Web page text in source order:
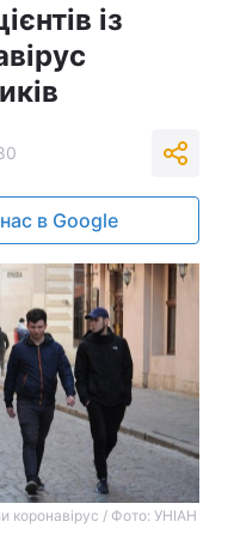
із
в Google
коронавірус / Фото: УНІАН